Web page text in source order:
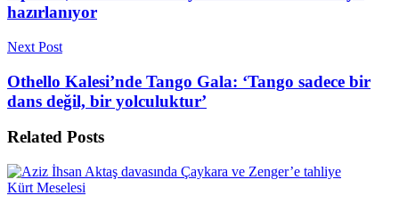
hazırlanıyor
Next Post
Othello Kalesi’nde Tango Gala: ‘Tango sadece bir
dans değil, bir yolculuktur’
Related Posts
Kürt Meselesi